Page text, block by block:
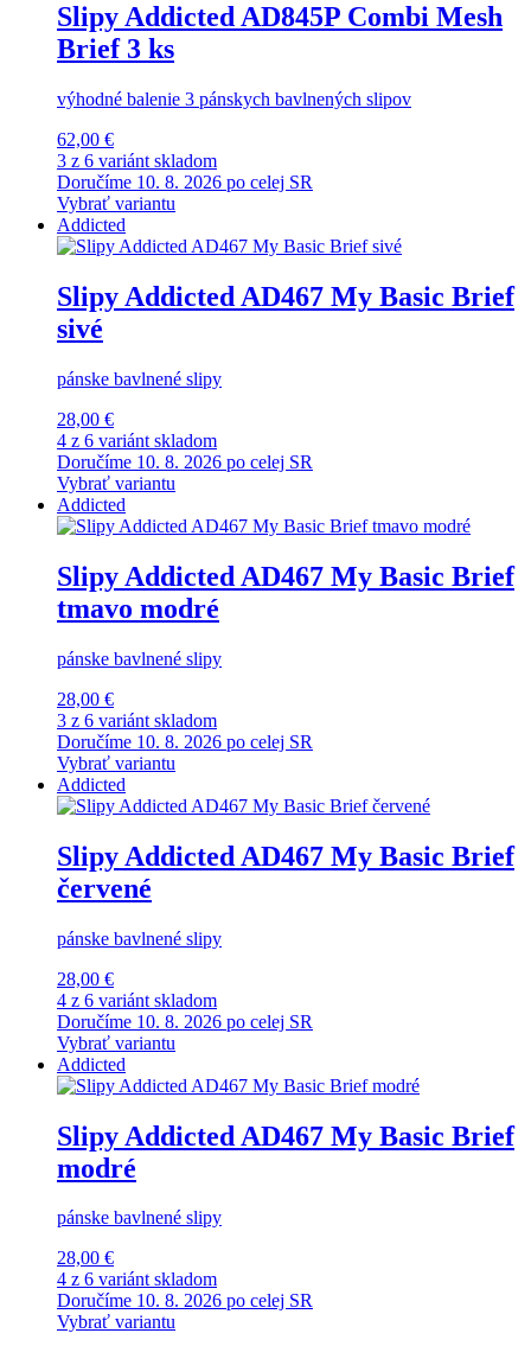
Slipy Addicted AD845P Combi Mesh
Brief 3 ks
výhodné balenie 3 pánskych bavlnených slipov
62,00 €
3 z 6 variánt skladom
Doručíme 10. 8. 2026 po celej SR
Vybrať variantu
Addicted
Slipy Addicted AD467 My Basic Brief
sivé
pánske bavlnené slipy
28,00 €
4 z 6 variánt skladom
Doručíme 10. 8. 2026 po celej SR
Vybrať variantu
Addicted
Slipy Addicted AD467 My Basic Brief
tmavo modré
pánske bavlnené slipy
28,00 €
3 z 6 variánt skladom
Doručíme 10. 8. 2026 po celej SR
Vybrať variantu
Addicted
Slipy Addicted AD467 My Basic Brief
červené
pánske bavlnené slipy
28,00 €
4 z 6 variánt skladom
Doručíme 10. 8. 2026 po celej SR
Vybrať variantu
Addicted
Slipy Addicted AD467 My Basic Brief
modré
pánske bavlnené slipy
28,00 €
4 z 6 variánt skladom
Doručíme 10. 8. 2026 po celej SR
Vybrať variantu